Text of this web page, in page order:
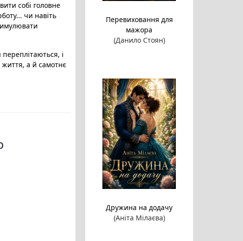
собі головне
чи навіть
переплітаються, і
а й самотнє
Перевиховання для
мажора
(Данило Стоян)
Дружина на додачу
(Аніта Мілаєва)